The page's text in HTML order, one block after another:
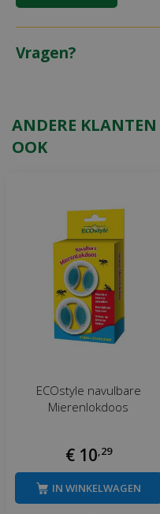
Vragen?
ANDERE KLANTEN
OOK
ECOstyle navulbare
Mierenlokdoos
€ 10,29
IN WINKELWAGEN